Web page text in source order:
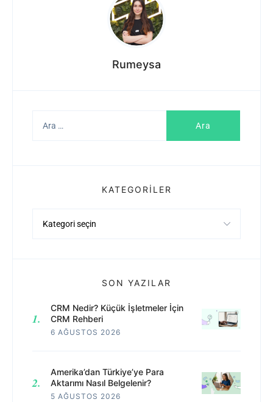
Rumeysa
KATEGORILER
SON YAZILAR
CRM Nedir? Küçük İşletmeler İçin
CRM Rehberi
6 AĞUSTOS 2026
Amerika’dan Türkiye’ye Para
Aktarımı Nasıl Belgelenir?
5 AĞUSTOS 2026